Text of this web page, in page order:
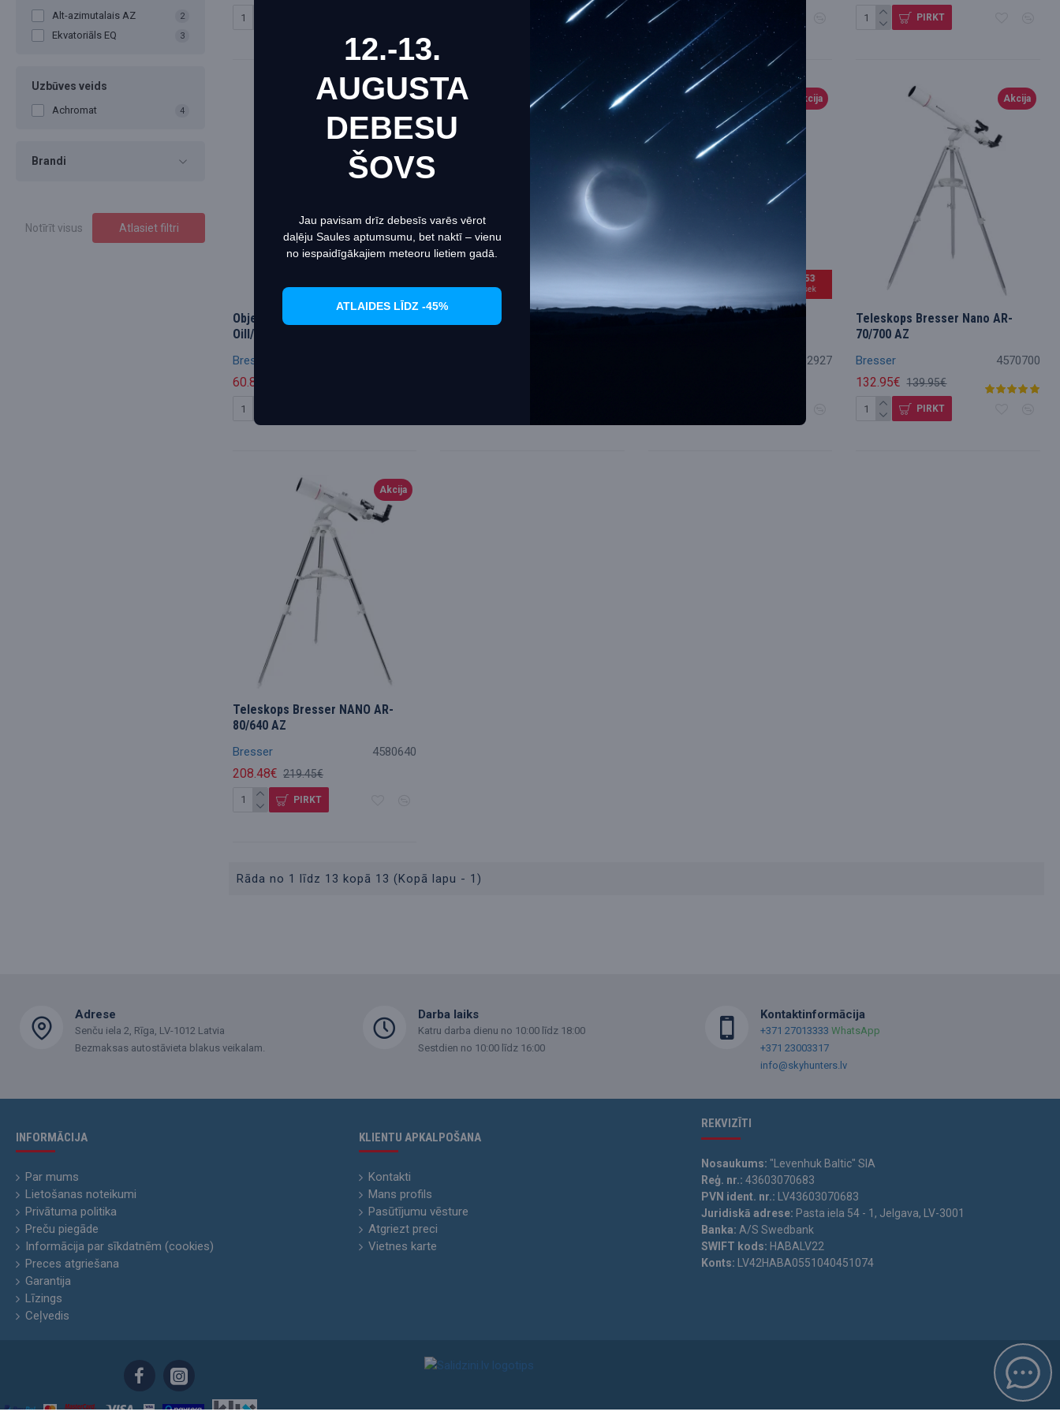
Šī vietne izmanto sīkfailus, lai nodrošinātu jums vislabāko pieredzi mūsu
vietnē.Informācija par sīkdatnēm (cookies)
Alt-azimutalais AZ 2
Ekvatoriāls EQ 3
Uzbūves veids
Achromat 4
Brandi
Notīrīt visus Atlasiet filtri
PIRKT PIRKT
Akcija
Bresser
Objectiv, achromatic 100x
Oill/1,25 with spring
60.89€
Akcija
dienas stundas
Levenhuk MED 60x Ahromatiskā
Akcija
52
sek
L_82927
MAGUS MA20 20х/0.40 ∞/0.17
Akcija
Bresser 4570700
Teleskops Bresser Nano AR-
70/700 AZ
132.95€ 139.95€
PIRKT
Akcija
Bresser 4580640
Teleskops Bresser NANO AR-
80/640 AZ
208.48€ 219.45€
PIRKT
Rāda no 1 līdz 13 kopā 13 (Kopā lapu - 1)
Adrese
Senču iela 2, Rīga, LV-1012 Latvia
Bezmaksas autostāvieta blakus veikalam.
Darba laiks
Katru darba dienu no 10:00 līdz 18:00
Sestdien no 10:00 līdz 16:00
Kontaktinformācija
+371 27013333 WhatsApp
+371 23003317
info@skyhunters.lv
INFORMĀCIJA
Par mums
Lietošanas noteikumi
Privātuma politika
Preču piegāde
Informācija par sīkdatnēm (cookies)
Preces atgriešana
Garantija
Līzings
Ceļvedis
KLIENTU APKALPOŠANA
Kontakti
Mans profils
Pasūtījumu vēsture
Atgriezt preci
Vietnes karte
REKVIZĪTI
Nosaukums: "Levenhuk Baltic" SIA
Reģ. nr.: 43603070683
PVN ident. nr.: LV43603070683
Juridiskā adrese: Pasta iela 54 - 1, Jelgava, LV-3001
Banka: A/S Swedbank
SWIFT kods: HABALV22
Konts: LV42HABA0551040451074
12.-13.
AUGUSTA
DEBESU
ŠOVS
Jau pavisam drīz debesīs varēs vērot
daļēju Saules aptumsumu, bet naktī – vienu
no iespaidīgākajiem meteoru lietiem gadā.
ATLAIDES LĪDZ -45%